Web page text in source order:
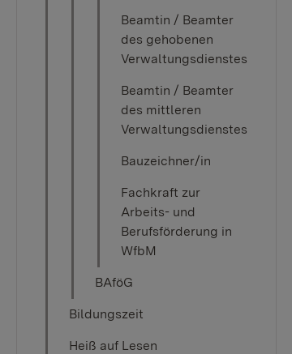
Beamtin / Beamter
des gehobenen
Verwaltungsdienstes
Beamtin / Beamter
des mittleren
Verwaltungsdienstes
Bauzeichner/in
Fachkraft zur
Arbeits- und
Berufsförderung in
WfbM
BAföG
Bildungszeit
Heiß auf Lesen